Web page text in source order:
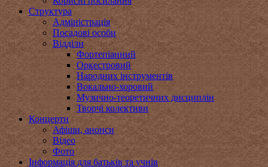
Структура
Адміністрація
Посадові особи
Відділи
Фортепіанний
Оркестровий
Народних інструментів
Вокально-хоровий
Музично-теоретичних дисциплін
Творчі колективи
Концерти
Афіши, анонси
Відео
Фото
Інформація для батьків та учнів